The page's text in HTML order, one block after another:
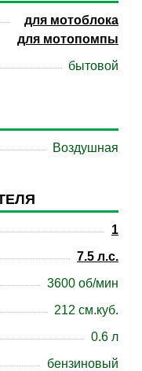
для мотоблока
для мотопомпы
бытовой
Воздушная
1
7.5 л.с.
3600 об/мин
212 см.куб.
0.6 л
бензиновый